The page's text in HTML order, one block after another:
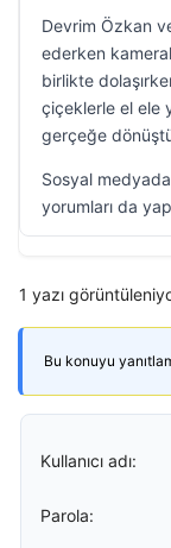
Devrim Özkan
ederken
birlikte
çiçeklerle el ele
gerçeğe
Sosyal
yorumları da
1 yazı
Bu konuyu
Kullanıcı adı:
Parola: